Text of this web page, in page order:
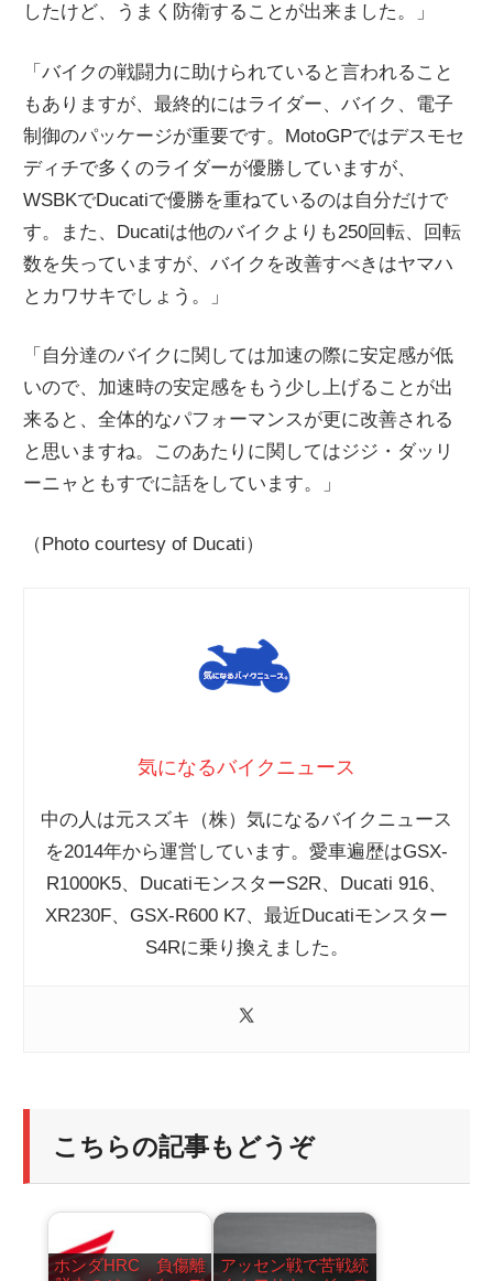
したけど、うまく防衛することが出来ました。」
「バイクの戦闘力に助けられていると言われること
もありますが、最終的にはライダー、バイク、電子
制御のパッケージが重要です。MotoGPではデスモセ
ディチで多くのライダーが優勝していますが、
WSBKでDucatiで優勝を重ねているのは自分だけで
す。また、Ducatiは他のバイクよりも250回転、回転
数を失っていますが、バイクを改善すべきはヤマハ
とカワサキでしょう。」
「自分達のバイクに関しては加速の際に安定感が低
いので、加速時の安定感をもう少し上げることが出
来ると、全体的なパフォーマンスが更に改善される
と思いますね。このあたりに関してはジジ・ダッリ
ーニャともすでに話をしています。」
（Photo courtesy of Ducati）
気になるバイクニュース
中の人は元スズキ（株）気になるバイクニュース
を2014年から運営しています。愛車遍歴はGSX-
R1000K5、DucatiモンスターS2R、Ducati 916、
XR230F、GSX-R600 K7、最近Ducatiモンスター
S4Rに乗り換えました。
こちらの記事もどうぞ
ホンダHRC 負傷離
アッセン戦で苦戦続